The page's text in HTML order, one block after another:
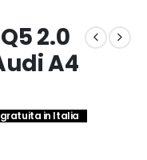
2.0
A4
gratuita in Italia